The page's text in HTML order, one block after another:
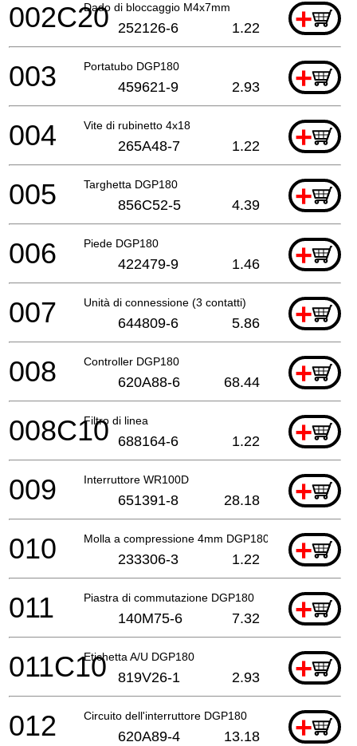
Dado di bloccaggio M4x7mm +
002C20 252126-6 1.22
Portatubo DGP180 +
003 459621-9 2.93
Vite di rubinetto 4x18 +
004 265A48-7 1.22
Targhetta DGP180 +
005 856C52-5 4.39
Piede DGP180 +
006 422479-9 1.46
Unità di connessione (3 contatti) +
007 644809-6 5.86
Controller DGP180 +
008 620A88-6 68.44
Filtro di linea +
008C10 688164-6 1.22
Interruttore WR100D +
009 651391-8 28.18
Molla a compressione 4mm DGP180 +
010 233306-3 1.22
Piastra di commutazione DGP180 +
011 140M75-6 7.32
Etichetta A/U DGP180 +
011C10 819V26-1 2.93
Circuito dell'interruttore DGP180 +
012 620A89-4 13.18